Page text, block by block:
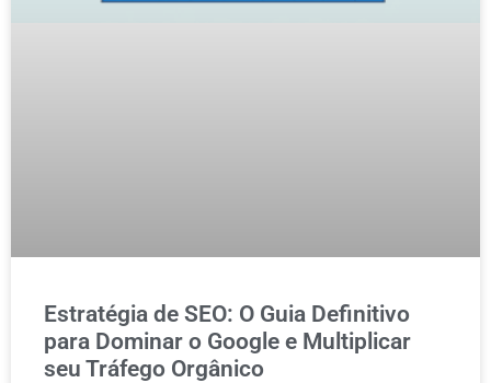
Estratégia de SEO: O Guia Definitivo
para Dominar o Google e Multiplicar
seu Tráfego Orgânico